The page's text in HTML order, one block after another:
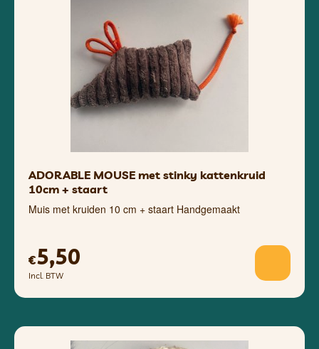
ADORABLE MOUSE met stinky kattenkruid
10cm + staart
Muis met kruiden 10 cm + staart Handgemaakt
€5,50
Incl. BTW